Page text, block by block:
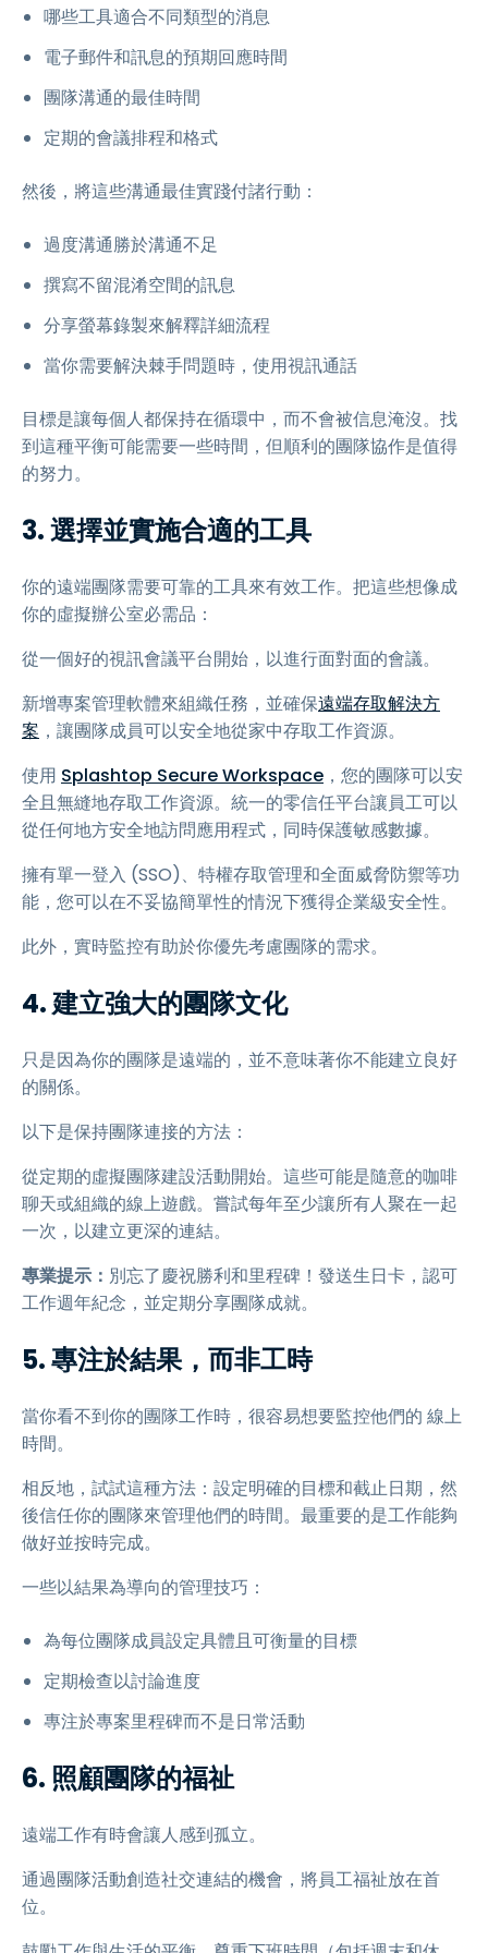
哪些工具適合不同類型的消息
電子郵件和訊息的預期回應時間
團隊溝通的最佳時間
定期的會議排程和格式
然後，將這些溝通最佳實踐付諸行動：
過度溝通勝於溝通不足
撰寫不留混淆空間的訊息
分享螢幕錄製來解釋詳細流程
當你需要解決棘手問題時，使用視訊通話
目標是讓每個人都保持在循環中，而不會被信息淹沒。找
到這種平衡可能需要一些時間，但順利的團隊協作是值得
的努力。
3. 選擇並實施合適的工具
你的遠端團隊需要可靠的工具來有效工作。把這些想像成
你的虛擬辦公室必需品：
從一個好的視訊會議平台開始，以進行面對面的會議。
新增專案管理軟體來組織任務，並確保遠端存取解決方
案 ，讓團隊成員可以安全地從家中存取工作資源。
使用 Splashtop Secure Workspace ，您的團隊可以安
全且無縫地存取工作資源。統一的零信任平台讓員工可以
從任何地方安全地訪問應用程式，同時保護敏感數據。
擁有單一登入 (SSO)、特權存取管理和全面威脅防禦等功
能，您可以在不妥協簡單性的情況下獲得企業級安全性。
此外，實時監控有助於你優先考慮團隊的需求。
4. 建立強大的團隊文化
只是因為你的團隊是遠端的，並不意味著你不能建立良好
的關係。
以下是保持團隊連接的方法：
從定期的虛擬團隊建設活動開始。這些可能是隨意的咖啡
聊天或組織的線上遊戲。嘗試每年至少讓所有人聚在一起
一次，以建立更深的連結。
專業提示： 別忘了慶祝勝利和里程碑！發送生日卡，認可
工作週年紀念，並定期分享團隊成就。
5. 專注於結果，而非工時
當你看不到你的團隊工作時，很容易想要監控他們的 線上
時間。
相反地，試試這種方法：設定明確的目標和截止日期，然
後信任你的團隊來管理他們的時間。最重要的是工作能夠
做好並按時完成。
一些以結果為導向的管理技巧：
為每位團隊成員設定具體且可衡量的目標
定期檢查以討論進度
專注於專案里程碑而不是日常活動
6. 照顧團隊的福祉
遠端工作有時會讓人感到孤立。
通過團隊活動創造社交連結的機會，將員工福祉放在首
位。